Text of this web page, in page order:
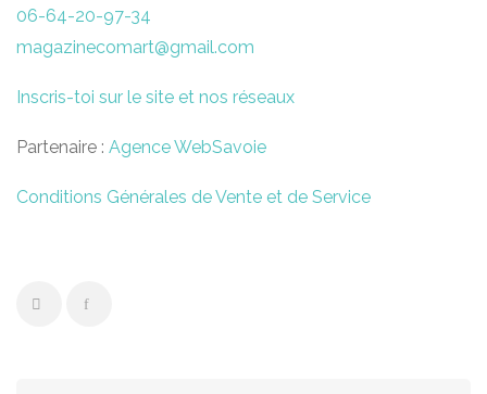
06-64-20-97-34
magazinecomart@gmail.com
Inscris-toi sur le site et nos réseaux
Partenaire : Agence WebSavoie
Conditions Générales de Vente et de Service